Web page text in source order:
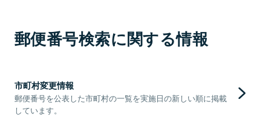
郵便番号検索に関する情報
市町村変更情報
郵便番号を公表した市町村の一覧を実施日の新しい順に掲載
しています。